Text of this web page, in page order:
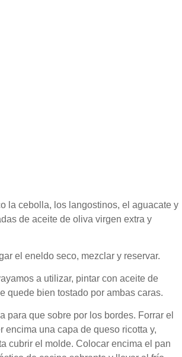
la cebolla, los langostinos, el aguacate y
de aceite de oliva virgen extra y
el eneldo seco, mezclar y reservar.
a utilizar, pintar con aceite de
quede bien tostado por ambas caras.
que sobre por los bordes. Forrar el
una capa de queso ricotta y,
cubrir el molde. Colocar encima el pan